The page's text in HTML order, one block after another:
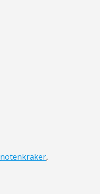
notenkraker,